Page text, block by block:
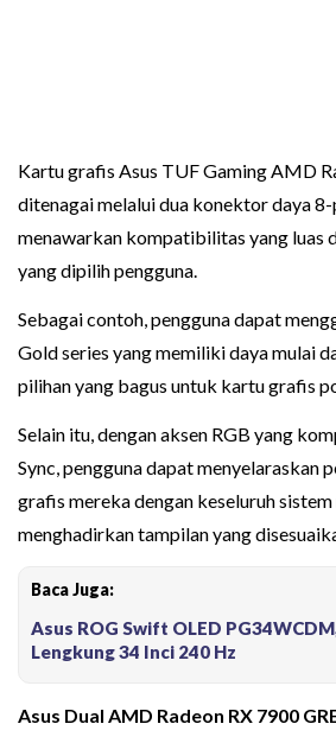
Kartu grafis Asus TUF Gaming AMD
ditenagai melalui dua konektor daya
menawarkan kompatibilitas yang luas
yang dipilih pengguna.
Sebagai contoh, pengguna dapat
Gold series yang memiliki daya mulai
pilihan yang bagus untuk kartu grafis
Selain itu, dengan aksen RGB yang
Sync, pengguna dapat menyelaraskan
grafis mereka dengan keseluruh
menghadirkan tampilan yang
Baca Juga:
Asus ROG Swift OLED
Lengkung 34 Inci 240 Hz
Asus Dual AMD Radeon RX 7900